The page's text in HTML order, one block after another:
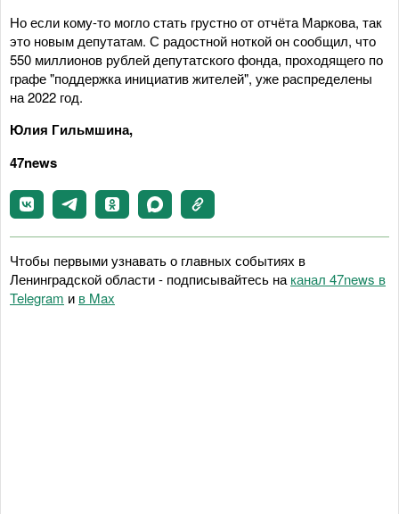
Но если кому-то могло стать грустно от отчёта Маркова, так
это новым депутатам. С радостной ноткой он сообщил, что
550 миллионов рублей депутатского фонда, проходящего по
графе "поддержка инициатив жителей", уже распределены
на 2022 год.
Юлия Гильмшина,
47news
Чтобы первыми узнавать о главных событиях в
Ленинградской области - подписывайтесь на канал 47news в
Telegram и в Maх